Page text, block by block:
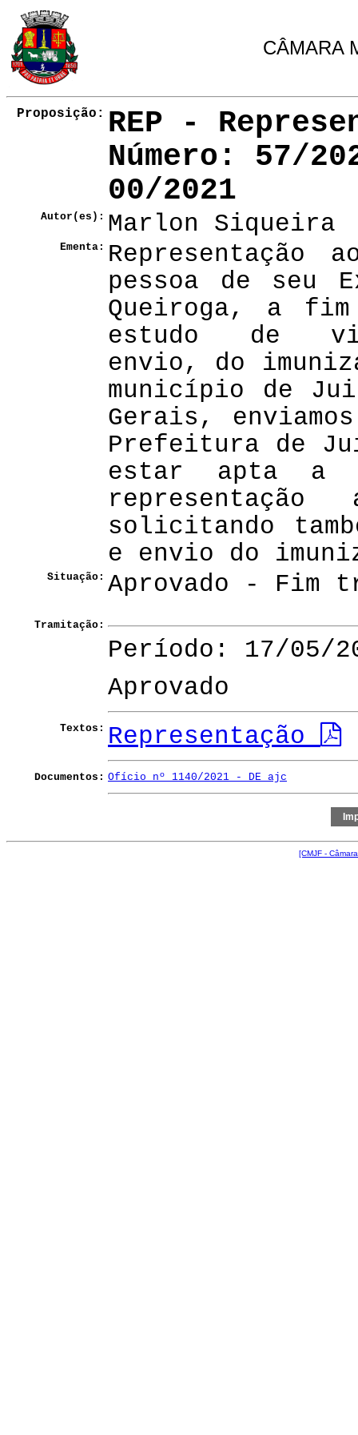
CÂMARA
Proposição: REP -
Número : 57/
00/2021
Autor(es): Marlon Siqueira
Ementa: Representação
pessoa de seu
Queiroga, a
estudo de
envio, do
município de
Gerais,
Prefeitura de
estar apta a
solicitando
e envio do
Situação: Aprovado - Fim
Tramitação:
Período: 17/05/
Aprovado
Textos: Representação
Documentos: Ofício nº 1140/2021 - DE ajc
[CMJF -